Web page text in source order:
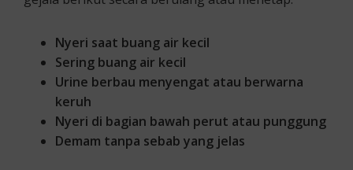
Nyeri saat buang air kecil
Sering buang air kecil
Urine berbau menyengat atau berwarna
keruh
Nyeri di bagian bawah perut atau punggung
Demam tanpa sebab yang jelas